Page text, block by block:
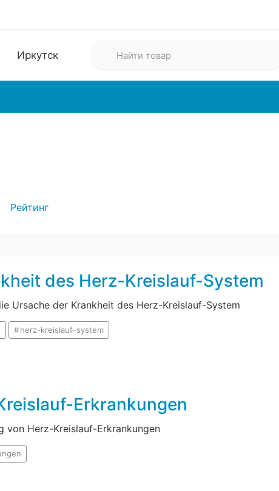
Иркутск
Рейтинг
des Herz-Kreislauf-System
Ursache der Krankheit des Herz-Kreislauf-System
herz-kreislauf-system
Erkrankungen
von Herz-Kreislauf-Erkrankungen